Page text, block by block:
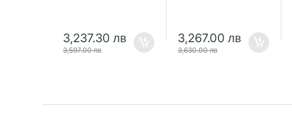
3,237.30 лв
3,597.00 лв
3,267.00 лв
3,630.00 лв